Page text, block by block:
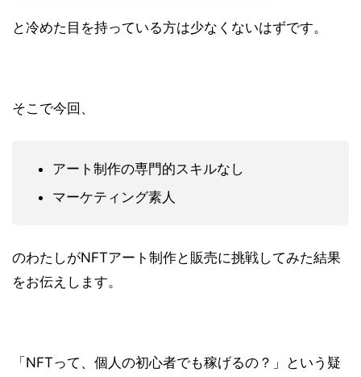
と冷めた目を持っている方は少なくないはずです。
そこで今回、
アート制作の専門的スキルなし
マーケティング素人
のわたしがNFTアート制作と販売に挑戦してみた結果
をお伝えします。
「NFTって、個人の初心者でも稼げるの？」という疑